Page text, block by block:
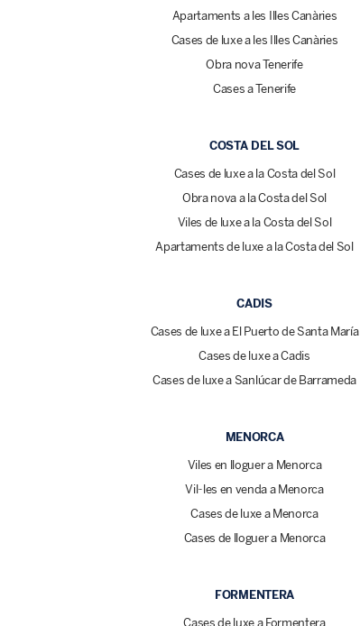
Apartaments a les Illes Canàries
Cases de luxe a les Illes Canàries
Obra nova Tenerife
Cases a Tenerife
COSTA DEL SOL
Cases de luxe a la Costa del Sol
Obra nova a la Costa del Sol
Viles de luxe a la Costa del Sol
Apartaments de luxe a la Costa del Sol
CADIS
Cases de luxe a El Puerto de Santa María
Cases de luxe a Cadis
Cases de luxe a Sanlúcar de Barrameda
MENORCA
Viles en lloguer a Menorca
Vil·les en venda a Menorca
Cases de luxe a Menorca
Cases de lloguer a Menorca
FORMENTERA
Cases de luxe a Formentera